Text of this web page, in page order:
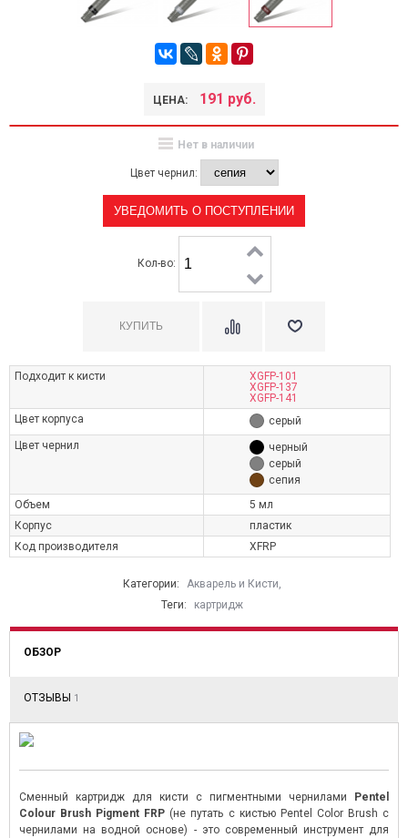
ЦЕНА: 191 руб.
Нет в наличии
Цвет чернил:
УВЕДОМИТЬ О ПОСТУПЛЕНИИ
Кол-во:
Подходит к кисти
XGFP-101
XGFP-137
XGFP-141
Цвет корпуса
серый
Цвет чернил
черный
серый
сепия
Объем
5 мл
Корпус
пластик
Код производителя
XFRP
Категории: Акварель и Кисти
Теги:
картридж
ОБЗОР
ОТЗЫВЫ 1
Сменный картридж для кисти с пигментными чернилами Pentel
Colour Brush Pigment FRP (не путать с кистью Pentel Color Brush с
чернилами на водной основе) - это современный инструмент для